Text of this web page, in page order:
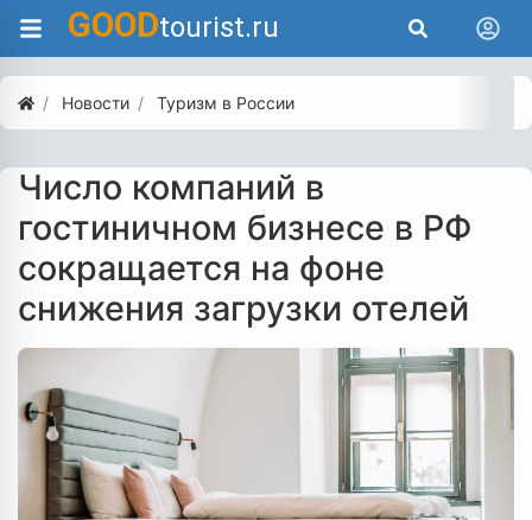
GOODtourist.ru
Новости Туризм в России
Число компаний в
гостиничном бизнесе в РФ
сокращается на фоне
снижения загрузки отелей